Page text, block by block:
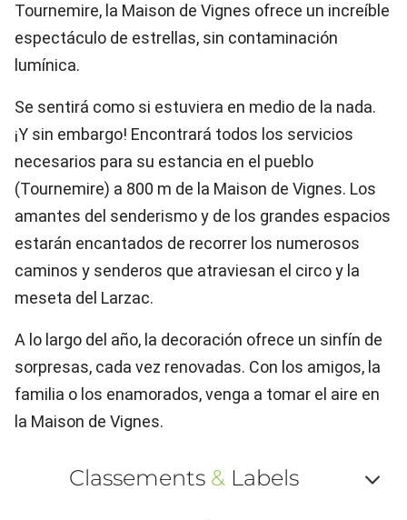
Tournemire, la Maison de Vignes ofrece un increíble
espectáculo de estrellas, sin contaminación
lumínica.
Se sentirá como si estuviera en medio de la nada.
¡Y sin embargo! Encontrará todos los servicios
necesarios para su estancia en el pueblo
(Tournemire) a 800 m de la Maison de Vignes. Los
amantes del senderismo y de los grandes espacios
estarán encantados de recorrer los numerosos
caminos y senderos que atraviesan el circo y la
meseta del Larzac.
A lo largo del año, la decoración ofrece un sinfín de
sorpresas, cada vez renovadas. Con los amigos, la
familia o los enamorados, venga a tomar el aire en
la Maison de Vignes.
Classements &Labels